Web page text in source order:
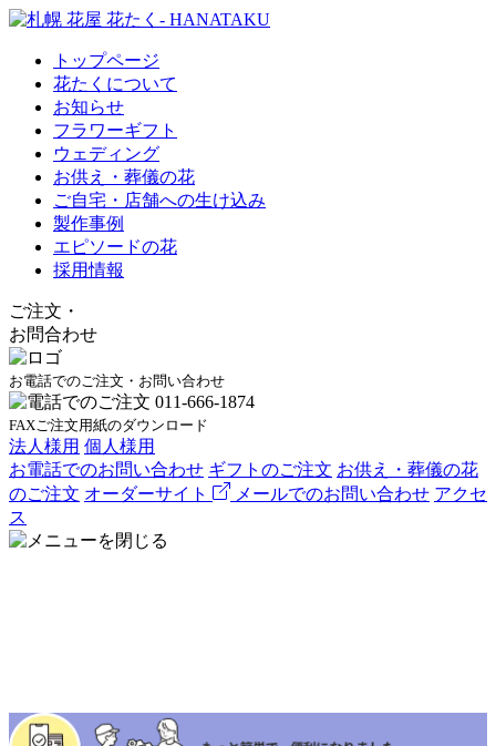
トップページ
花たくについて
お知らせ
フラワーギフト
ウェディング
お供え・葬儀の花
ご自宅・店舗への生け込み
製作事例
エピソードの花
採用情報
ご注文 ・
お問合わせ
お電話でのご注文・お問い合わせ
FAXご注文用紙のダウンロード
法人様用 個人様用
お電話でのお問い合わせ ギフトのご注文 お供え・葬儀の花
のご注文 オーダーサイト メールでのお問い合わせ アクセ
ス